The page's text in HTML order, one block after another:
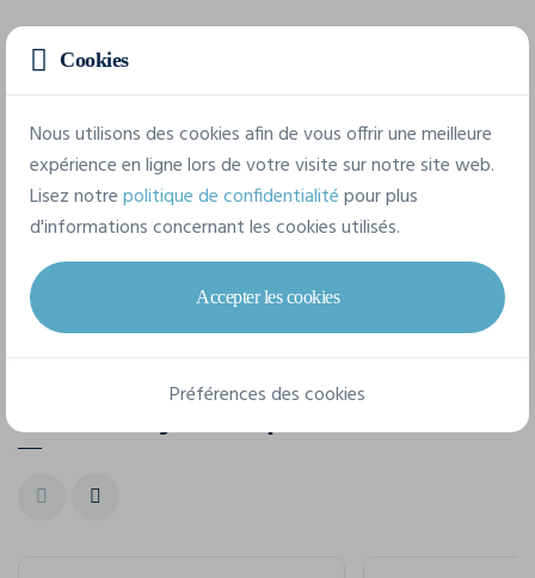
1 taille disponible
taille unique
Fiche technique
Cookies
Nous utilisons des cookies afin de vous offrir une meilleure
expérience en ligne lors de votre visite sur notre site web.
Lisez notrepolitique de confidentialitépour plus
d'informations concernant les cookies utilisés.
Accepter les cookies
Préférences des cookies